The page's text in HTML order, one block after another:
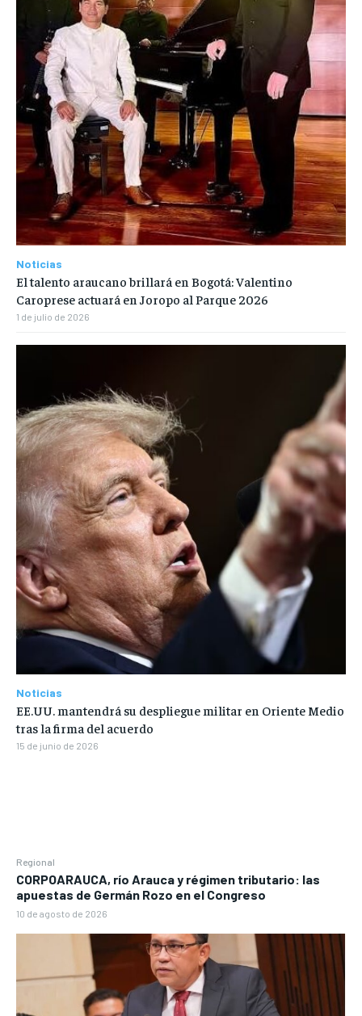
Regional
CORPOARAUCA, río Arauca y régimen tributario: las
apuestas de Germán Rozo en el Congreso
10 de agosto de 2026
Noticias
El talento araucano brillará en Bogotá: Valentino
Caroprese actuará en Joropo al Parque 2026
1 de julio de 2026
Noticias
EE.UU. mantendrá su despliegue militar en Oriente Medio
tras la firma del acuerdo
15 de junio de 2026